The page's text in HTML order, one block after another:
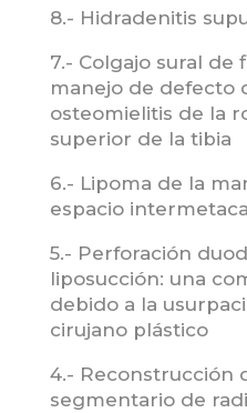
8.- Hidradenitis
7.- Colgajo sural de
manejo de defecto
osteomielitis de la
superior de la tibia
6.- Lipoma de la
espacio
5.- Perforación
liposucción: una
debido a la
cirujano plástico
4.- Reconstrucción
segmentario de